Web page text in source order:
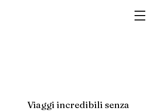
Viaggi incredibili senza